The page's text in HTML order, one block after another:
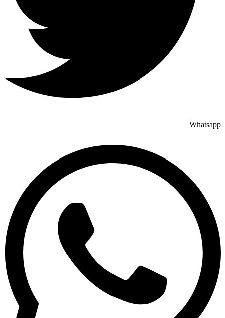
Whatsapp